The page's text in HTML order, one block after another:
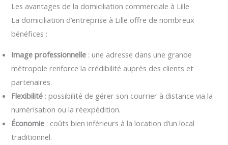
Les avantages de la domiciliation commerciale à Lille
La domiciliation d’entreprise à Lille offre de nombreux
bénéfices :
Image professionnelle : une adresse dans une grande
métropole renforce la crédibilité auprès des clients et
partenaires.
Flexibilité : possibilité de gérer son courrier à distance via la
numérisation ou la réexpédition.
Économie : coûts bien inférieurs à la location d’un local
traditionnel.